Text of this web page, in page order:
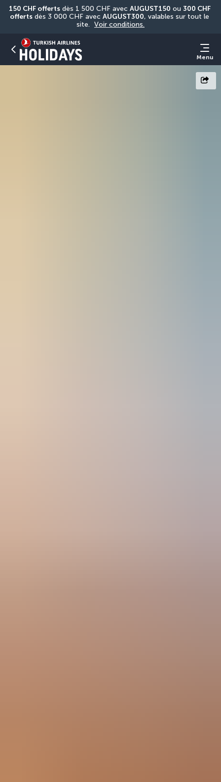
150 CHF offerts dès 1 500 CHF avec AUGUST150 ou 300 CHF
offerts dès 3 000 CHF avec AUGUST300, valables sur tout le
site. Voir conditions.
Menu